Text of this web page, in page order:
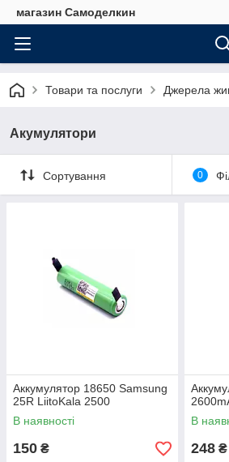
магазин Самоделкин
Товари та послуги Джерела
Акумулятори
Сортування 0
Аккумулятор 18650 Samsung
25R LiitoKala 2500
В наявності
150 ₴
В
248 ₴